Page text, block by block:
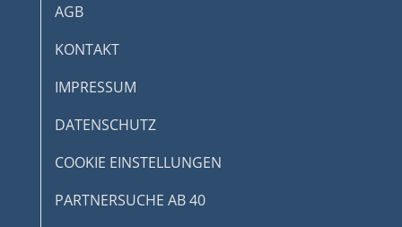
verschiedenen Quellen
Entwicklung und Verbesserung der
von Inhalten
Verwendung genauer Standortdaten
Geräte anhand von aktiv angeforderten
AGB
KONTAKT
IMPRESSUM
DATENSCHUTZ
COOKIE EINSTELLUNGEN
PARTNERSUCHE AB 40